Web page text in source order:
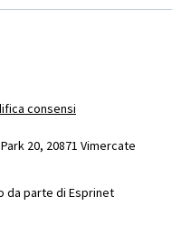
20, 20871 Vimercate
da parte di Esprinet
consensi